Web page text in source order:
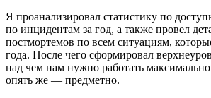
Я проанализировал статистику по
по инцидентам за год, а также провел
постмортемов по всем ситуациям,
года. После чего сформировал
над чем нам нужно работать
опять же — предметно.